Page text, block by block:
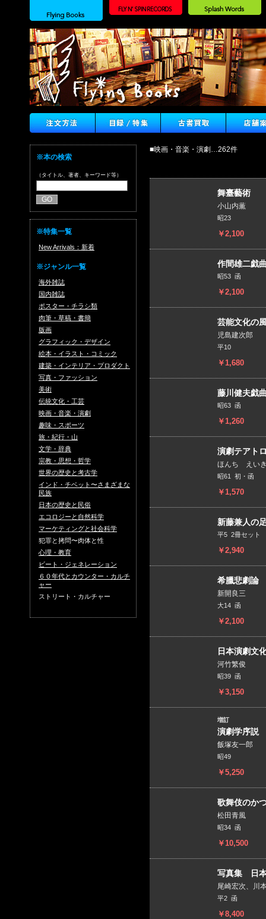
※本の検索
（タイトル、著者、キーワード等）
※特集一覧
New Arrivals：新着
※ジャンル一覧
海外雑誌
国内雑誌
ポスター・チラシ類
肉筆・草稿・書簡
版画
グラフィック・デザイン
絵本・イラスト・コミック
建築・インテリア・プロダクト
写真・ファッション
美術
伝統文化・工芸
映画・音楽・演劇
趣味・スポーツ
旅・紀行・山
文学・辞典
宗教・思想・哲学
世界の歴史と考古学
インド・チベット〜さまざまな
民族
日本の歴史と民俗
エコロジーと自然科学
マーケティングと社会科学
犯罪と拷問〜肉体と性
心理・教育
ビート・ジェネレーション
６０年代とカウンター・カルチ
ャー
ストリート・カルチャー
■映画・音楽・演劇…262件
舞臺藝術
小山内薫
昭23
￥2,100
作間雄二戯
昭53 函
￥2,100
芸能文化の
児島建次郎
平10
￥1,680
藤川健夫戯
昭63 函
￥1,260
演劇テアト
ほんち えい
昭61 初・函
￥1,570
新藤兼人の
平5 2冊セット
￥2,940
希臘悲劇論
新開良三
大14 函
￥2,100
日本演劇文
河竹繁俊
昭39 函
￥3,150
増訂
演劇学序説
飯塚友一郎
昭49
￥5,250
歌舞伎のか
松田青風
昭34 函
￥10,500
写真集 日
尾崎宏次、川
平2 函
￥8,400